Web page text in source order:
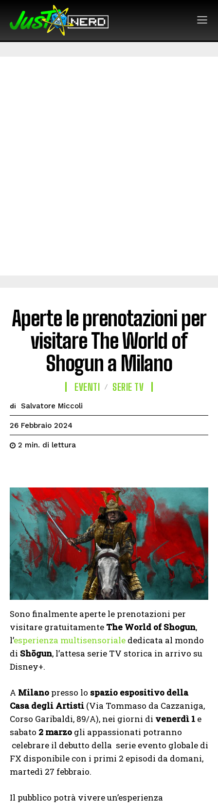
Aperte le prenotazioni per
visitare The World of
Shogun a Milano
EVENTI SERIE TV
di Salvatore Miccoli
26 Febbraio 2024
2 min. di lettura
Sono finalmente aperte le prenotazioni per
visitare gratuitamente The World of Shogun,
l’esperienza multisensoriale dedicata al mondo
di Shōgun, l’attesa serie TV storica in arrivo su
Disney+.
A Milano presso lo spazio espositivo della
Casa degli Artisti (Via Tommaso da Cazzaniga,
Corso Garibaldi, 89/A), nei giorni di venerdì 1 e
sabato 2 marzo gli appassionati potranno
celebrare il debutto della serie evento globale di
FX disponibile con i primi 2 episodi da domani,
martedì 27 febbraio.
Il pubblico potrà vivere un’esperienza